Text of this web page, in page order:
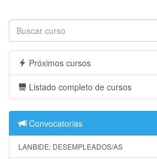
Próximos cursos
Listado completo de cursos
Convocatorias
LANBIDE: DESEMPLEADOS/AS